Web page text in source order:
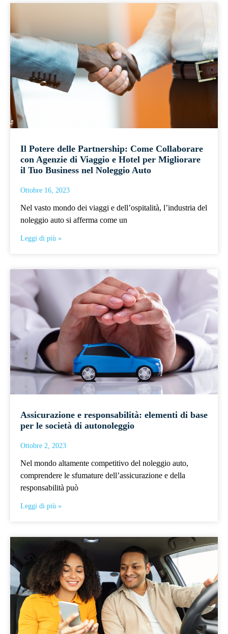
Il Potere delle Partnership: Come Collaborare
con Agenzie di Viaggio e Hotel per Migliorare
il Tuo Business nel Noleggio Auto
Ottobre 16, 2023
Nel vasto mondo dei viaggi e dell’ospitalità, l’industria del
noleggio auto si afferma come un
Leggi di più »
Assicurazione e responsabilità: elementi di base
per le società di autonoleggio
Ottobre 2, 2023
Nel mondo altamente competitivo del noleggio auto,
comprendere le sfumature dell’assicurazione e della
responsabilità può
Leggi di più »